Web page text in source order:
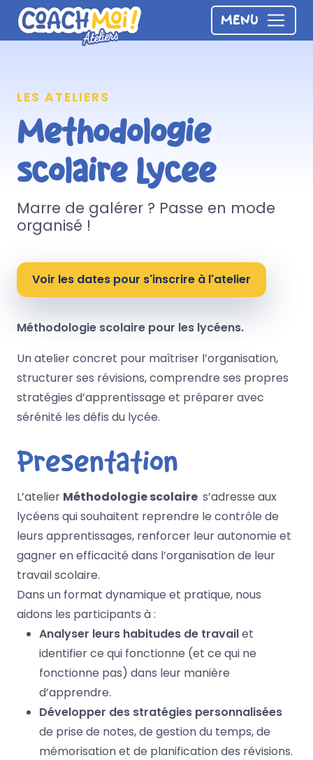
MENU
LES ATELIERS
Méthodologie
scolaire Lycée
Marre de galérer ? Passe en mode
organisé !
Voir les dates pour s'inscrire à l'atelier
Méthodologie scolaire pour les lycéens.
Un atelier concret pour maîtriser l’organisation,
structurer ses révisions, comprendre ses propres
stratégies d’apprentissage et préparer avec
sérénité les défis du lycée.
Présentation
L’atelier Méthodologie scolaire s’adresse aux
lycéens qui souhaitent reprendre le contrôle de
leurs apprentissages, renforcer leur autonomie et
gagner en efficacité dans l’organisation de leur
travail scolaire.
Dans un format dynamique et pratique, nous
aidons les participants à :
Analyser leurs habitudes de travailet
identifier ce qui fonctionne (et ce qui ne
fonctionne pas) dans leur manière
d’apprendre.
Développer des stratégies personnalisées
de prise de notes, de gestion du temps, de
mémorisation et de planification des révisions.
Panneau de gestion des cookies